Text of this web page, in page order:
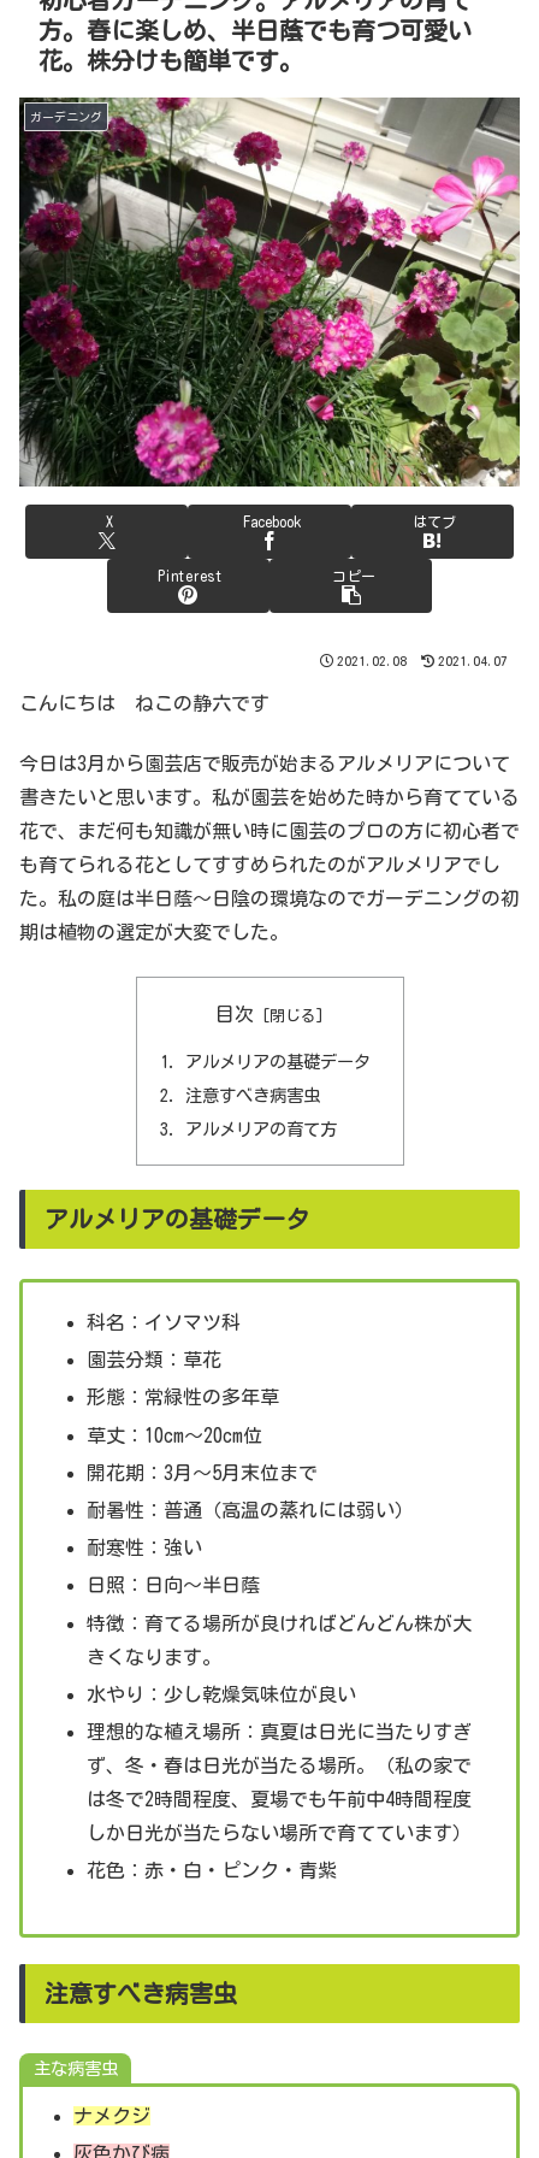
方。春に楽しめ、半日蔭でも育つ可愛い
花。株分けも簡単です。
ガーデニング
X Facebook はてブ
Pinterest コピー
2021.02.08 2021.04.07
こんにちは ねこの静六です
今日は3月から園芸店で販売が始まるアルメリアについて
書きたいと思います。私が園芸を始めた時から育てている
花で、まだ何も知識が無い時に園芸のプロの方に初心者で
も育てられる花としてすすめられたのがアルメリアでし
た。私の庭は半日蔭～日陰の環境なのでガーデニングの初
期は植物の選定が大変でした。
目次
アルメリアの基礎データ
注意すべき病害虫
アルメリアの育て方
アルメリアの基礎データ
科名：イソマツ科
園芸分類：草花
形態：常緑性の多年草
草丈：10cm～20cm位
開花期：3月～5月末位まで
耐暑性：普通（高温の蒸れには弱い）
耐寒性：強い
日照：日向～半日蔭
特徴：育てる場所が良ければどんどん株が大
きくなります。
水やり：少し乾燥気味位が良い
理想的な植え場所：真夏は日光に当たりすぎ
ず、冬・春は日光が当たる場所。（私の家で
は冬で2時間程度、夏場でも午前中4時間程度
しか日光が当たらない場所で育てています）
花色：赤・白・ピンク・青紫
注意すべき病害虫
主な病害虫
ナメクジ
灰色かび病